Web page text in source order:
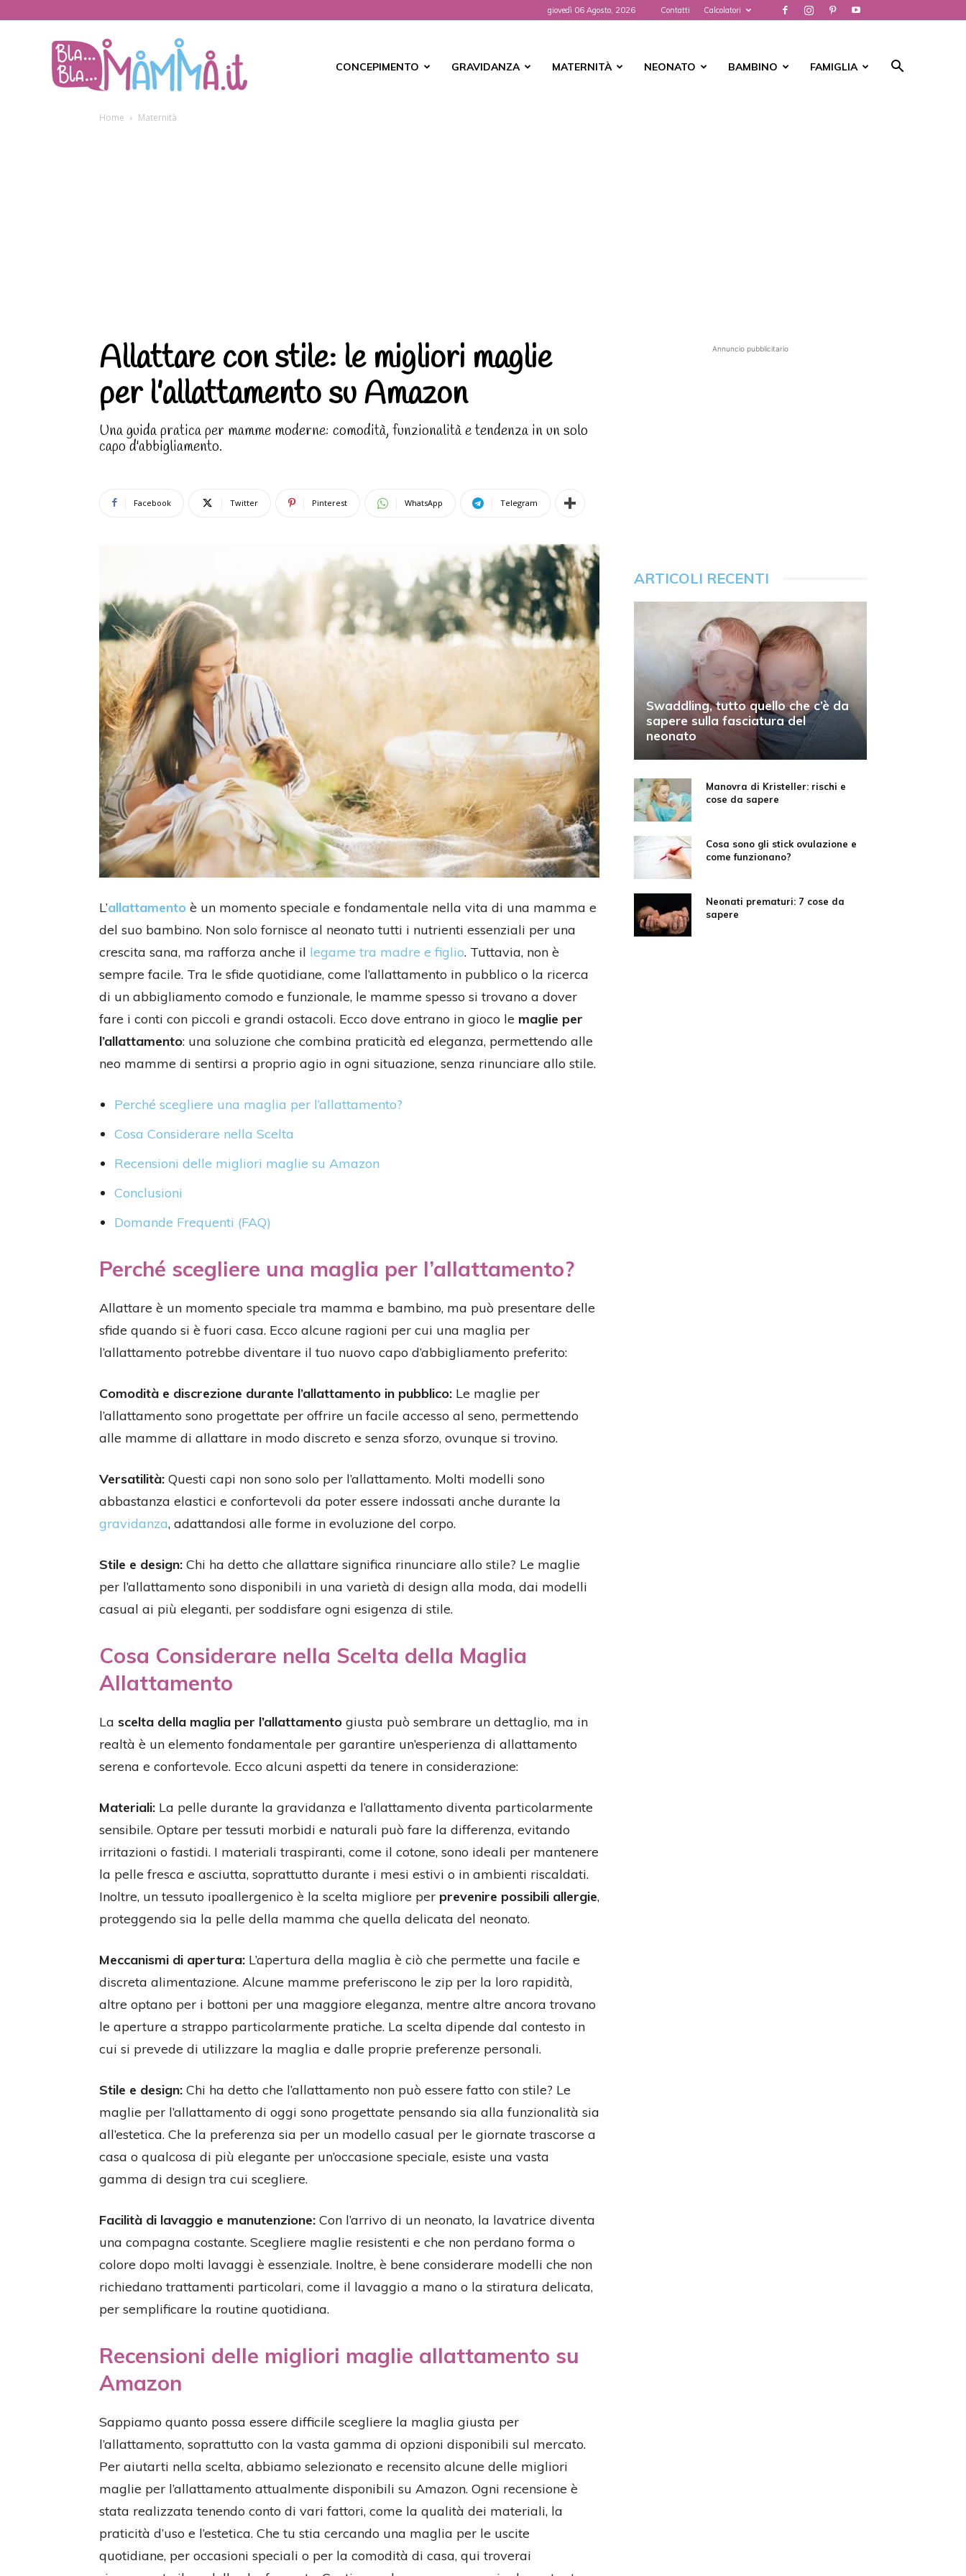
giovedì 06 Agosto, 2026 Contatti Calcolatori
CONCEPIMENTO GRAVIDANZA MATERNITÀ NEONATO BAMBINO FAMIGLIA
Home Maternità
Allattare con stile: le migliori maglie
per l’allattamento su Amazon
Una guida pratica per mamme moderne: comodità, funzionalità e tendenza in un solo
capo d'abbigliamento.
Facebook Twitter Pinterest WhatsApp Telegram
L’allattamento è un momento speciale e fondamentale nella vita di una mamma e
del suo bambino. Non solo fornisce al neonato tutti i nutrienti essenziali per una
crescita sana, ma rafforza anche il legame tra madre e figlio. Tuttavia, non è
sempre facile. Tra le sfide quotidiane, come l’allattamento in pubblico o la ricerca
di un abbigliamento comodo e funzionale, le mamme spesso si trovano a dover
fare i conti con piccoli e grandi ostacoli. Ecco dove entrano in gioco le maglie per
l’allattamento: una soluzione che combina praticità ed eleganza, permettendo alle
neo mamme di sentirsi a proprio agio in ogni situazione, senza rinunciare allo stile.
Perché scegliere una maglia per l’allattamento?
Cosa Considerare nella Scelta
Recensioni delle migliori maglie su Amazon
Conclusioni
Domande Frequenti (FAQ)
Perché scegliere una maglia per l’allattamento?
Allattare è un momento speciale tra mamma e bambino, ma può presentare delle
sfide quando si è fuori casa. Ecco alcune ragioni per cui una maglia per
l’allattamento potrebbe diventare il tuo nuovo capo d’abbigliamento preferito:
Comodità e discrezione durante l’allattamento in pubblico: Le maglie per
l’allattamento sono progettate per offrire un facile accesso al seno, permettendo
alle mamme di allattare in modo discreto e senza sforzo, ovunque si trovino.
Versatilità: Questi capi non sono solo per l’allattamento. Molti modelli sono
abbastanza elastici e confortevoli da poter essere indossati anche durante la
gravidanza, adattandosi alle forme in evoluzione del corpo.
Stile e design: Chi ha detto che allattare significa rinunciare allo stile? Le maglie
per l’allattamento sono disponibili in una varietà di design alla moda, dai modelli
casual ai più eleganti, per soddisfare ogni esigenza di stile.
Cosa Considerare nella Scelta della Maglia
Allattamento
La scelta della maglia per l’allattamento giusta può sembrare un dettaglio, ma in
realtà è un elemento fondamentale per garantire un’esperienza di allattamento
serena e confortevole. Ecco alcuni aspetti da tenere in considerazione:
Materiali: La pelle durante la gravidanza e l’allattamento diventa particolarmente
sensibile. Optare per tessuti morbidi e naturali può fare la differenza, evitando
irritazioni o fastidi. I materiali traspiranti, come il cotone, sono ideali per mantenere
la pelle fresca e asciutta, soprattutto durante i mesi estivi o in ambienti riscaldati.
Inoltre, un tessuto ipoallergenico è la scelta migliore per prevenire possibili allergie,
proteggendo sia la pelle della mamma che quella delicata del neonato.
Meccanismi di apertura: L’apertura della maglia è ciò che permette una facile e
discreta alimentazione. Alcune mamme preferiscono le zip per la loro rapidità,
altre optano per i bottoni per una maggiore eleganza, mentre altre ancora trovano
le aperture a strappo particolarmente pratiche. La scelta dipende dal contesto in
cui si prevede di utilizzare la maglia e dalle proprie preferenze personali.
Stile e design: Chi ha detto che l’allattamento non può essere fatto con stile? Le
maglie per l’allattamento di oggi sono progettate pensando sia alla funzionalità sia
all’estetica. Che la preferenza sia per un modello casual per le giornate trascorse a
casa o qualcosa di più elegante per un’occasione speciale, esiste una vasta
gamma di design tra cui scegliere.
Facilità di lavaggio e manutenzione: Con l’arrivo di un neonato, la lavatrice diventa
una compagna costante. Scegliere maglie resistenti e che non perdano forma o
colore dopo molti lavaggi è essenziale. Inoltre, è bene considerare modelli che non
richiedano trattamenti particolari, come il lavaggio a mano o la stiratura delicata,
per semplificare la routine quotidiana.
Recensioni delle migliori maglie allattamento su
Amazon
Sappiamo quanto possa essere difficile scegliere la maglia giusta per
l’allattamento, soprattutto con la vasta gamma di opzioni disponibili sul mercato.
Per aiutarti nella scelta, abbiamo selezionato e recensito alcune delle migliori
maglie per l’allattamento attualmente disponibili su Amazon. Ogni recensione è
stata realizzata tenendo conto di vari fattori, come la qualità dei materiali, la
praticità d’uso e l’estetica. Che tu stia cercando una maglia per le uscite
quotidiane, per occasioni speciali o per la comodità di casa, qui troverai
Annuncio pubblicitario
ARTICOLI RECENTI
Swaddling, tutto quello che c’è da
sapere sulla fasciatura del
neonato
Manovra di Kristeller: rischi e
cose da sapere
Cosa sono gli stick ovulazione e
come funzionano?
Neonati prematuri: 7 cose da
sapere